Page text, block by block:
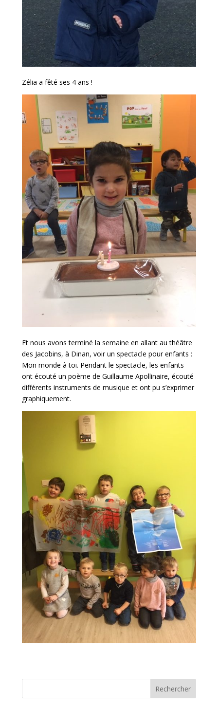
Zélia a fêté ses 4 ans !
Et nous avons terminé la semaine en allant au théâtre
des Jacobins, à Dinan, voir un spectacle pour enfants :
Mon monde à toi. Pendant le spectacle, les enfants
ont écouté un poème de Guillaume Apollinaire, écouté
différents instruments de musique et ont pu s’exprimer
graphiquement.